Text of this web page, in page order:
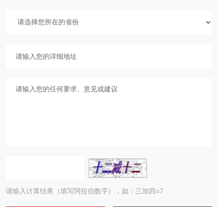
请输入计算结果（填写阿拉伯数字），如：三加四=7